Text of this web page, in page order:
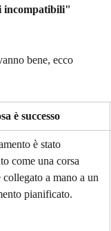
incompatibili"
bene, ecco
è successo
è stato
come una corsa
collegato a mano a un
pianificato.